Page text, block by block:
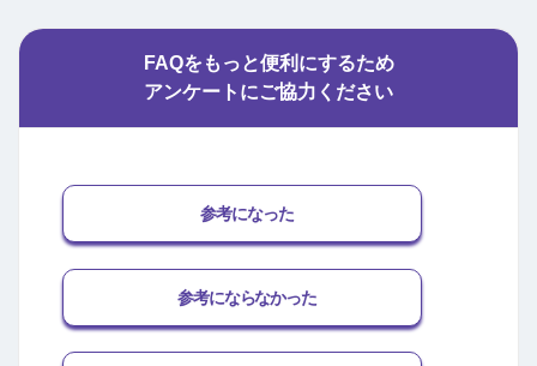
FAQをもっと便利にするため
アンケートにご協力ください
参考になった
参考にならなかった